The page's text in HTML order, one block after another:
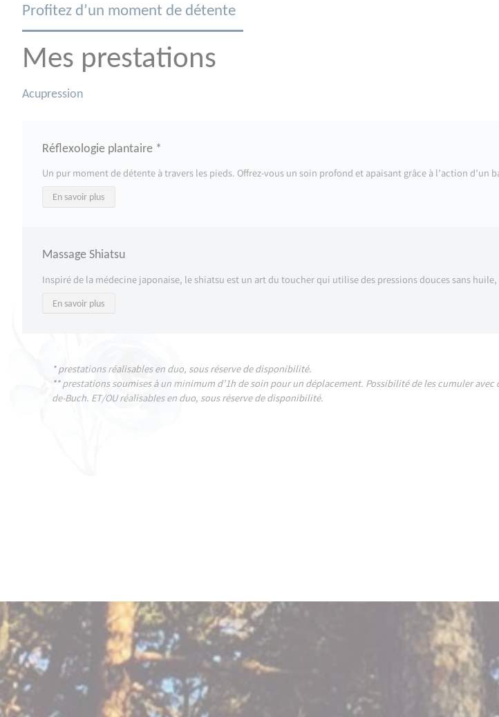
Profitez d’un moment de détente
Mes prestations
Acupression
Réflexologie plantaire *
Un pur moment de détente à travers les pieds. Offrez-vous un soin profond et apaisant grâce à l’action
En savoir plus
Massage Shiatsu
Inspiré de la médecine japonaise, le shiatsu est un art du toucher qui utilise des pressions douces sans
En savoir plus
* prestations réalisables en duo, sous réserve de disponibilité.
** prestations soumises à un minimum d’1h de soin pour un déplacement. Possibilité de les cumuler
de-Buch. ET/OU réalisables en duo, sous réserve de disponibilité.